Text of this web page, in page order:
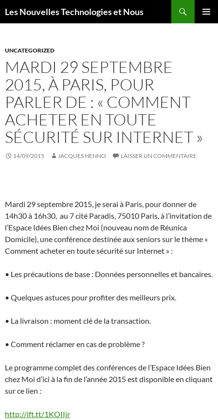
auLes Nouvelles Technologies et Nous
UNCATEGORIZED
MARDI 29 SEPTEMBRE
2015, À PARIS, POUR
PARLER DE : « COMMENT
ACHETER EN TOUTE
SÉCURITÉ SUR INTERNET »
14/09/2015 JACQUES HENNO LAISSER UN COMMENTAIRE
Mardi 29 septembre 2015, je serai à Paris, pour donner de
14h30 à 16h30, au 7 cité Paradis, 75010 Paris, à l’invitation de
l’Espace Idées Bien chez Moi (nouveau nom de Réunica
Domicile), une conférence destinée aux seniors sur le thème «
Comment acheter en toute sécurité sur Internet » :
• Les précautions de base : Données personnelles et bancaires.
• Quelques astuces pour profiter des meilleurs prix.
• La livraison : moment clé de la transaction.
• Comment réclamer en cas de problème ?
Le programme complet des conférences de l’Espace Idées Bien
chez Moi d’ici à la fin de l’année 2015 est disponible en cliquant
sur ce lien :
http://ift.tt/1KOIIjr